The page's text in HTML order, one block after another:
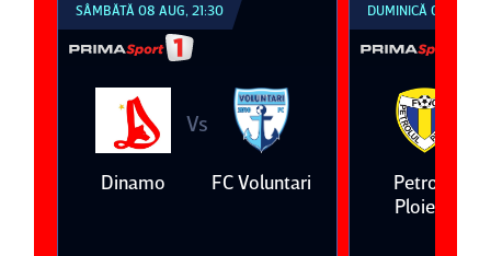
SÂMBĂTĂ 08 AUG, 21:30
Dinamo
Vs
FC Voluntari
DUMINICĂ 09 AUG,
Petrolul
Ploieşti